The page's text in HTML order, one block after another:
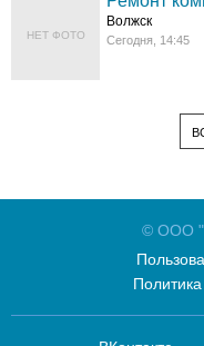
НЕТ ФОТО
Волжск
Сегодня, 14:45
© ООО